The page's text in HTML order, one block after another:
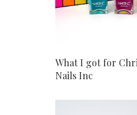
What I got for
Nails Inc